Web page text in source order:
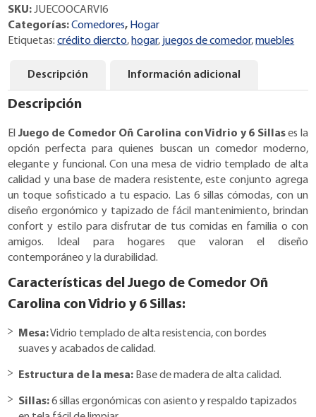
OÑ
CAROLINA
VIDRIO
SILLAS
cantidad
SKU:JUECOOCARVI6
Categorías:Comedores, Hogar
Etiquetas:crédito diercto, hogar, juegos de comedor,muebles
Descripción Información adicional
Descripción
El Juego de Comedor Oñ Carolina con Vidrio y 6 Sillases la
opción perfecta para quienes buscan un comedor moderno,
elegante y funcional. Con una mesa de vidrio templado de alta
calidad y una base de madera resistente, este conjunto agrega
un toque sofisticado a tu espacio. Las 6 sillas cómodas, con un
diseño ergonómico y tapizado de fácil mantenimiento, brindan
confort y estilo para disfrutar de tus comidas en familia o con
amigos. Ideal para hogares que valoran el diseño
contemporáneo y la durabilidad.
Características del Juego de Comedor Oñ
Carolina con Vidrio y 6 Sillas:
Mesa:Vidrio templado de alta resistencia, con bordes
suaves y acabados de calidad.
Estructura de la mesa: Base de madera de alta calidad.
Sillas:6 sillas ergonómicas con asiento y respaldo tapizados